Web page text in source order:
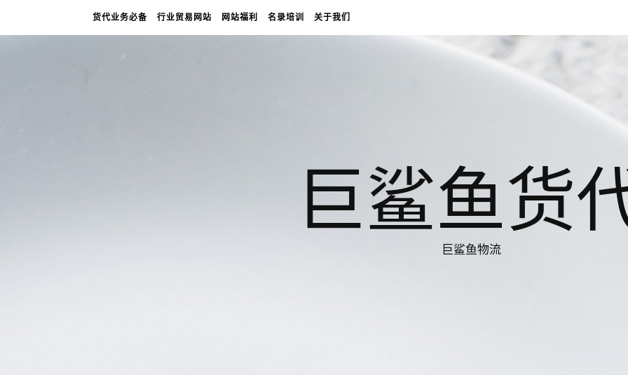
货代业务必备 行业贸易网站 网站福利 名录培训 关于我们
巨鲨鱼货
巨鲨鱼物流